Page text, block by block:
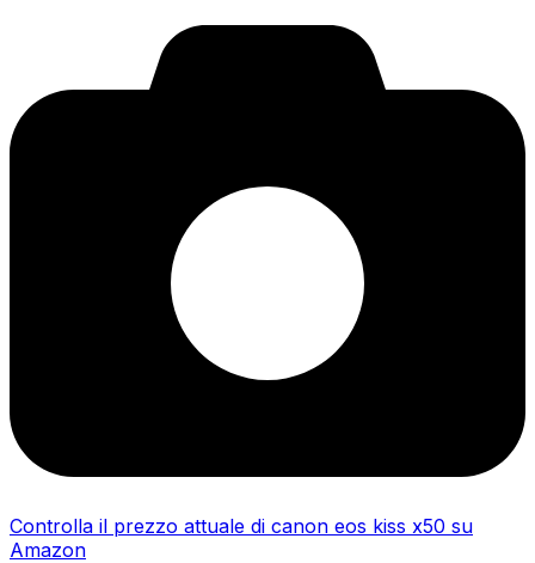
Controlla il prezzo attuale di canon eos kiss x50 su
Amazon